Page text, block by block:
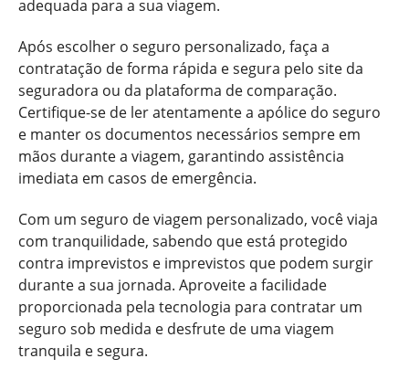
adequada para a sua viagem.
Após escolher o seguro personalizado, faça a
contratação de forma rápida e segura pelo site da
seguradora ou da plataforma de comparação.
Certifique-se de ler atentamente a apólice do seguro
e manter os documentos necessários sempre em
mãos durante a viagem, garantindo assistência
imediata em casos de emergência.
Com um seguro de viagem personalizado, você viaja
com tranquilidade, sabendo que está protegido
contra imprevistos e imprevistos que podem surgir
durante a sua jornada. Aproveite a facilidade
proporcionada pela tecnologia para contratar um
seguro sob medida e desfrute de uma viagem
tranquila e segura.